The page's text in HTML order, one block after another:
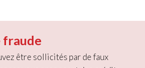
fraude
être sollicités par de faux